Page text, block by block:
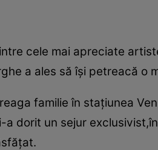
cele mai apreciate
a ales să îşi petreacă o
familie în staţiunea
dorit un sejur